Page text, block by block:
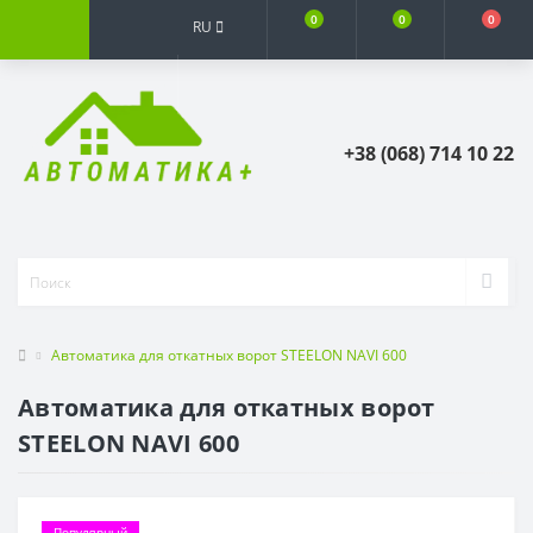
RU 0 0 0
+38 (068) 714 10 22
Автоматика для откатных ворот STEELON NAVI 600
Автоматика для откатных ворот
STEELON NAVI 600